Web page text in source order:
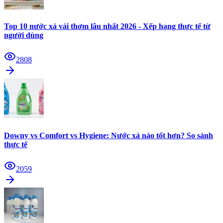
Top 10 nước xả vải thơm lâu nhất 2026 - Xếp hạng thực tế từ
người dùng
2808
Downy vs Comfort vs Hygiene: Nước xả nào tốt hơn? So sánh
thực tế
2059